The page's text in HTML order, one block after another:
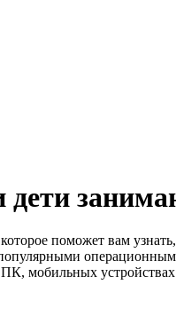
поможет вам
мобильных